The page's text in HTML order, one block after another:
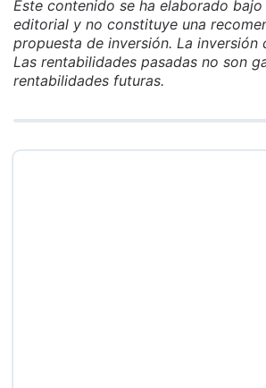
Este contenido se ha elaborado
editorial y no constituye una
propuesta de inversión. La inversión
Las rentabilidades pasadas no son
rentabilidades futuras.